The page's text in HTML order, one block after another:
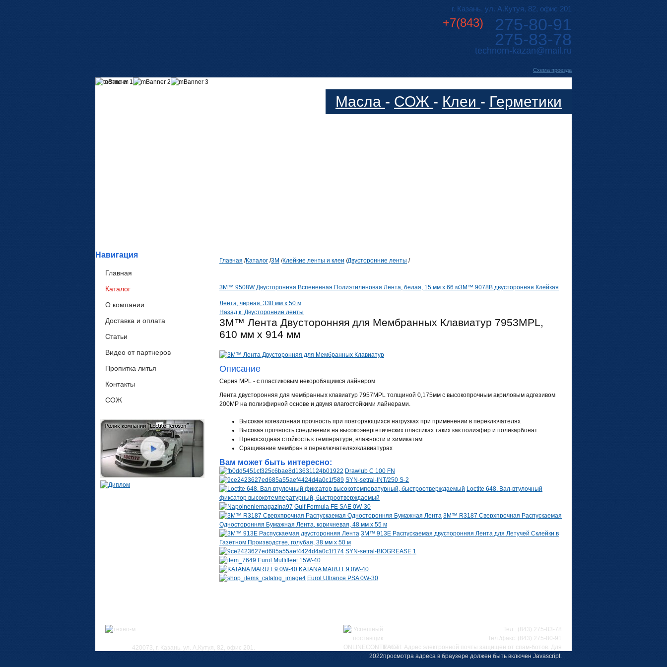
г. Казань, ул. А.Кутуя, 82, офис 201
+7(843) 275-80-91
275-83-78
technom-kazan@mail.ru
Cхема проезда
Масла - СОЖ - Клеи - Герметики
Навигация
Главная
Каталог
О компании
Доставка и оплата
Статьи
Видео от партнеров
Пропитка литья
Контакты
СОЖ
Главная /Каталог /3М /Клейкие ленты и клеи /Двусторонние ленты /
3M™ 9508W Двусторонняя Вспененная Полиэтиленовая Лента, белая, 15 мм х 66 м3M™ 9078B двусторонняя Клейкая
Лента, чёрная, 330 мм x 50 м
Назад к: Двусторонние ленты
3M™ Лента Двусторонняя для Мембранных Клавиатур 7953MPL,
610 мм x 914 мм
Описание
Серия MPL - с пластиковым некоробящимся лайнером
Лента двусторонняя для мембранных клавиатур 7957MPL толщиной 0,175мм с высокопрочным акриловым адгезивом
200МР на полиэфирной основе и двумя влагостойкими лайнерами.
Высокая когезионная прочность при повторяющихся нагрузках при применении в переключателях
Высокая прочность соединения на высокоэнергетических пластиках таких как полиэфир и поликарбонат
Превосходная стойкость к температуре, влажности и химикатам
Сращивание мембран в переключателях/клавиатурах
Вам может быть интересно:
Drawlub C 100 FN
SYN-setral-INT/250 S-2
Loctite 648. Вал-втулочный
фиксатор высокотемпературный, быстроотверждаемый
Gulf Formula FE SAE 0W-30
3M™ R3187 Сверхпрочная Распускаемая
Односторонняя Бумажная Лента, коричневая, 48 мм х 55 м
3M™ 913E Распускаемая двусторонняя Лента для Летучей Склейки в
Газетном Производстве, голубая, 38 мм х 50 м
SYN-setral-BIOGREASE 1
Eurol Multifleet 15W-40
KATANA MARU E9 0W-40
Eurol Ultrance PSA 0W-30
420073, г. Казань, ул. А.Кутуя, 82, офис 201.
Тел.: (843) 275-83-78
Тел./факс: (843) 275-80-91
Е-mail: Адрес электронной почты защищен от спам-ботов. Для
просмотра адреса в браузере должен быть включен Javascript.